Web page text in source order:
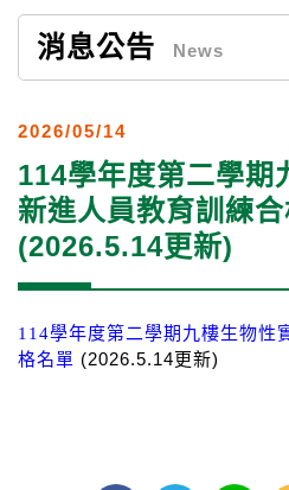
消息公告 News
2026/05/14
114學年度第二學期
新進人員教育訓練
(2026.5.14更新)
114學年度第二學期九樓生物性
格名單 (2026.5.14更新)